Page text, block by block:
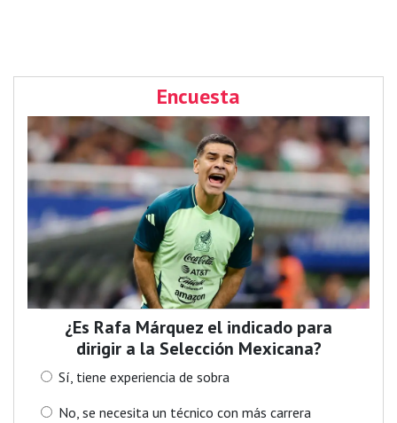
Encuesta
¿Es Rafa Márquez el indicado para
dirigir a la Selección Mexicana?
Sí, tiene experiencia de sobra
No, se necesita un técnico con más carrera